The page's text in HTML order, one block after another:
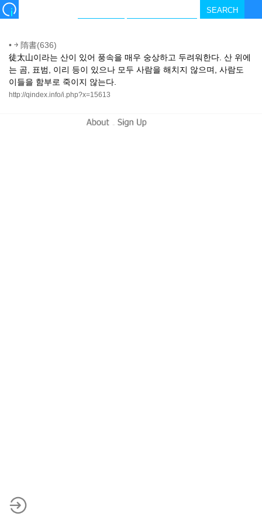
• ￫ 隋書(636)
徒太山이라는 산이 있어 풍속을 매우 숭상하고 두려워한다. 산 위에
는 곰, 표범, 이리 등이 있으나 모두 사람을 해치지 않으며, 사람도
이들을 함부로 죽이지 않는다.
http://qindex.info/i.php?x=15613
-